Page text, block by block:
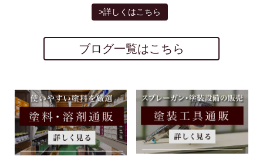
>詳しくはこちら
ブログ一覧はこちら